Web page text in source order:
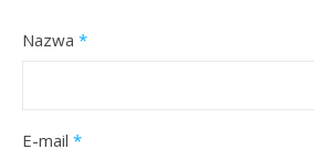
Nazwa *
E-mail *